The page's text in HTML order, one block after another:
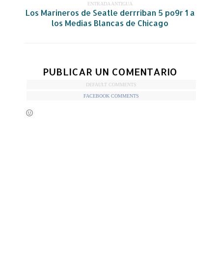
ENTRADA ANTIGUA
Los Marineros de Seatle derrriban 5 po9r 1 a
los Medias Blancas de Chicago
PUBLICAR UN COMENTARIO
DEFAULT COMMENTS
FACEBOOK COMMENTS